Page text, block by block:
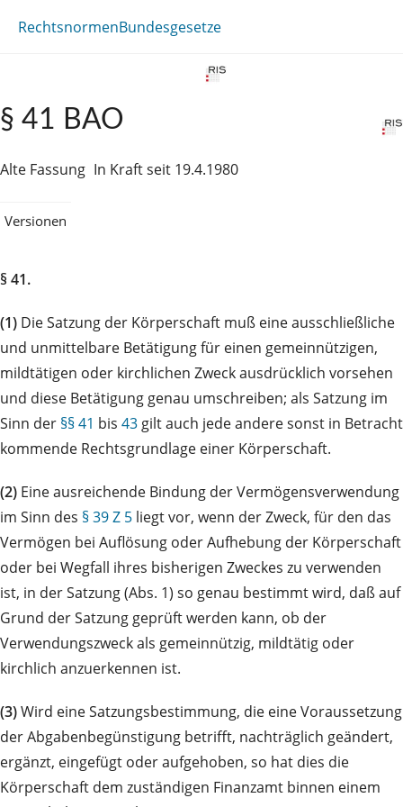
RechtsnormenBundesgesetze
§ 41 BAO
Alte Fassung In Kraft seit 19.4.1980
Versionen
§ 41.
(1) Die Satzung der Körperschaft muß eine ausschließliche
und unmittelbare Betätigung für einen gemeinnützigen,
mildtätigen oder kirchlichen Zweck ausdrücklich vorsehen
und diese Betätigung genau umschreiben; als Satzung im
Sinn der §§ 41 bis 43 gilt auch jede andere sonst in Betracht
kommende Rechtsgrundlage einer Körperschaft.
(2) Eine ausreichende Bindung der Vermögensverwendung
im Sinn des § 39 Z 5 liegt vor, wenn der Zweck, für den das
Vermögen bei Auflösung oder Aufhebung der Körperschaft
oder bei Wegfall ihres bisherigen Zweckes zu verwenden
ist, in der Satzung (Abs. 1) so genau bestimmt wird, daß auf
Grund der Satzung geprüft werden kann, ob der
Verwendungszweck als gemeinnützig, mildtätig oder
kirchlich anzuerkennen ist.
(3)Wird eine Satzungsbestimmung, die eine Voraussetzung
der Abgabenbegünstigung betrifft, nachträglich geändert,
ergänzt, eingefügt oder aufgehoben, so hat dies die
Körperschaft dem zuständigen Finanzamt binnen einem